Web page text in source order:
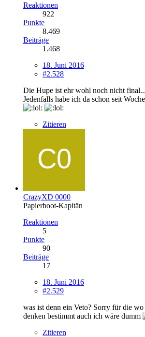
Reaktionen
922
Punkte
8.469
Beiträge
1.468
18. Juni 2016
#2.528
Die Hupe ist ehr wohl noch nicht final...
Jedenfalls habe ich da schon seit
Zitieren
CrazyXD 0000
Papierboot-Kapitän
Reaktionen
5
Punkte
90
Beiträge
17
18. Juni 2016
#2.529
was ist denn ein Veto? Sorry für die wo
denken bestimmt auch ich wäre dumm
Zitieren